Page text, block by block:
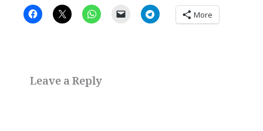
More
Leave a Reply